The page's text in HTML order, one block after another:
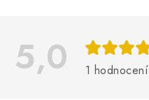
5,0 1 hodnocení